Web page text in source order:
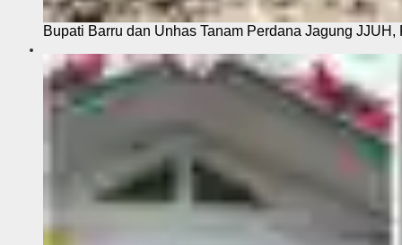
Bupati Barru dan Unhas Tanam Perdana Jagung